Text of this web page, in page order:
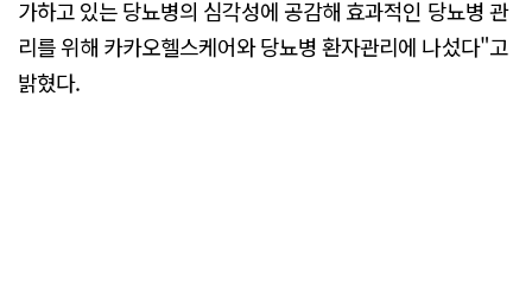
가하고 있는 당뇨병의 심각성에 공감해 효과적인 당뇨병 관
리를 위해 카카오헬스케어와 당뇨병 환자관리에 나섰다"고
밝혔다.